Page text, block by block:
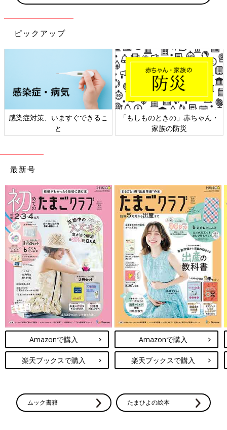
ピックアップ
感染症対策、いますぐできるこ
と
「もしものときの」赤ちゃん・
家族の防災
最新号
Amazonで購入
楽天ブックスで購入
Amazonで購入
楽天ブックスで購入
ムック書籍 たまひよの絵本